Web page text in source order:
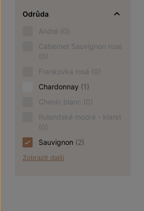
Odrůda
André (0)
Cabernet Sauvignon rosé
(0)
Frankovka rosé (0)
Chardonnay (1)
Chenin blanc (0)
Rulandské modré - klaret
(0)
Sauvignon (2)
Zobrazit další